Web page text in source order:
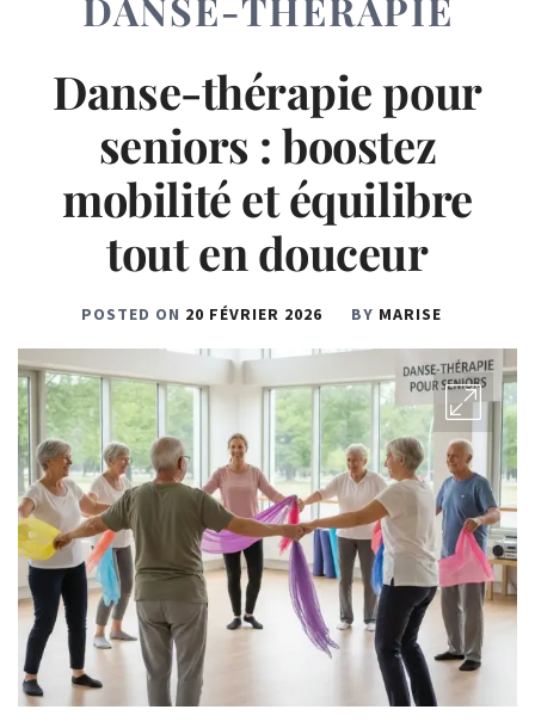
Danse-thérapie pour
seniors : boostez
mobilité et équilibre
tout en douceur
POSTED ON 20 FÉVRIER 2026 BY MARISE